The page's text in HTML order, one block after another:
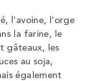
l’avoine, l’orge
la farine, le
gâteaux, les
au soja,
également